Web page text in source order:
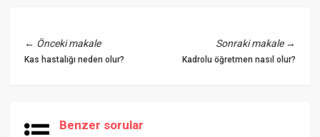
← Önceki makale
Kas hastalığı neden olur?
Sonraki makale→
Kadrolu öğretmen nasıl olur?
Benzer sorular